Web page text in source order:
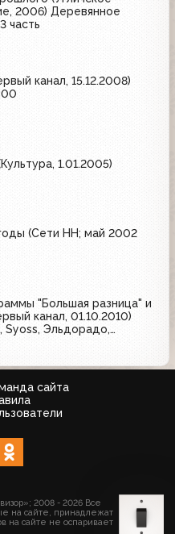
2006) Деревянное
часть
канал, 15.12.2008)
1.01.2005)
(Сети НН; май 2002
"Большая разница" и
канал, 01.10.2010)
Syoss, Эльдорадо,
сайта
2008 - 2026 Все
на сайте, принадлежат
на сайте не оспаривает